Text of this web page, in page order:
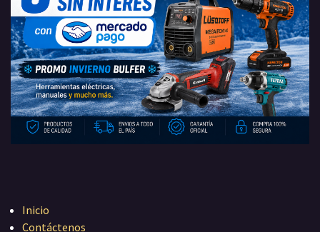
Inicio
Contáctenos